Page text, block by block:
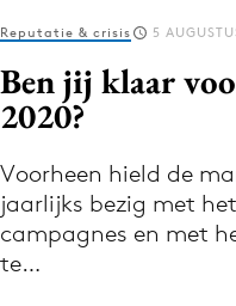
Log in
Volg het laatste
Reputatie & crisis 5
Ben jij klaar
2020?
Voorheen hield de
jaarlijks bezig met
campagnes en met
te…